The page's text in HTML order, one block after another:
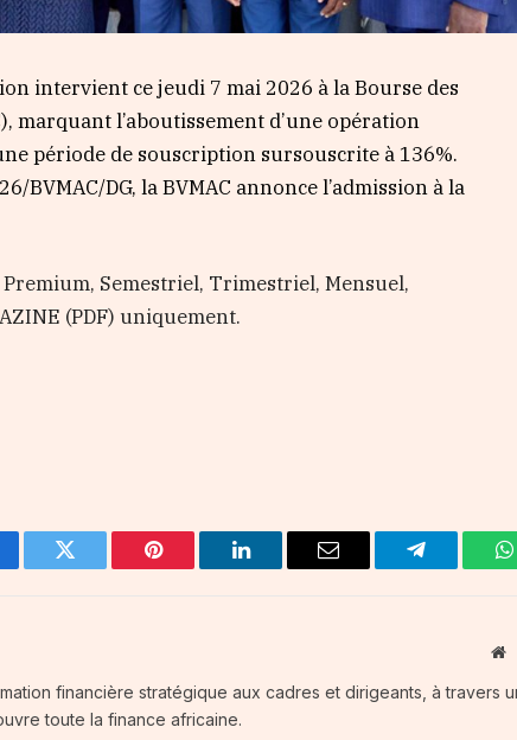
intervient ce jeudi 7 mai 2026 à la Bourse des
marquant l’aboutissement d’une opération
période de souscription sursouscrite à 136%.
BVMAC/DG, la BVMAC annonce l’admission à la
Semestriel, Trimestriel, Mensuel,
(PDF) uniquement.
Twitter Pinterest LinkedIn Email Telegram
financière stratégique aux cadres et dirigeants, à travers
toute la finance africaine.